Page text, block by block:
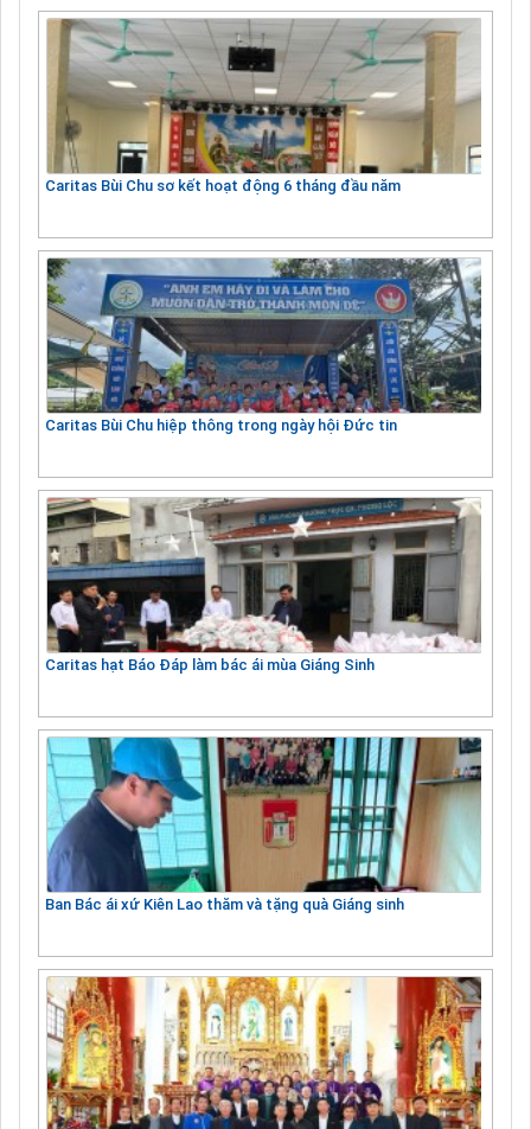
Caritas Bùi Chu sơ kết hoạt động 6 tháng đầu năm
Caritas Bùi Chu hiệp thông trong ngày hội Đức tin
Caritas hạt Báo Đáp làm bác ái mùa Giáng Sinh
Ban Bác ái xứ Kiên Lao thăm và tặng quà Giáng sinh